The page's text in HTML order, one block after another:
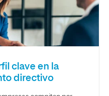
clave en la
directivo